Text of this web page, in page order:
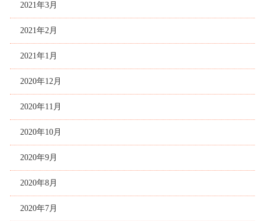
2021年3月
2021年2月
2021年1月
2020年12月
2020年11月
2020年10月
2020年9月
2020年8月
2020年7月